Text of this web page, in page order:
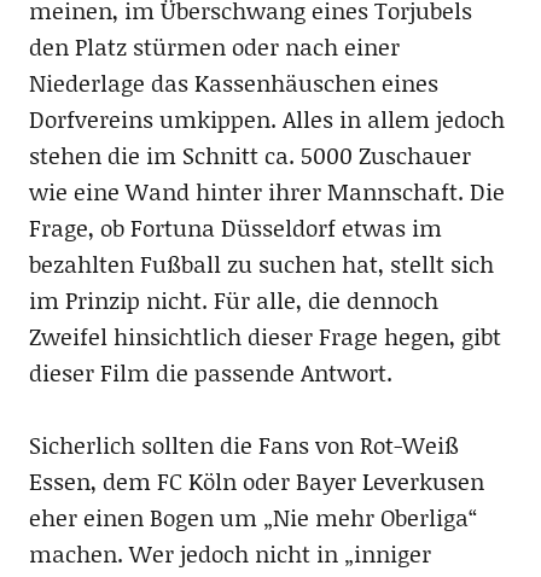
meinen, im Überschwang eines Torjubels
den Platz stürmen oder nach einer
Niederlage das Kassenhäuschen eines
Dorfvereins umkippen. Alles in allem jedoch
stehen die im Schnitt ca. 5000 Zuschauer
wie eine Wand hinter ihrer Mannschaft. Die
Frage, ob Fortuna Düsseldorf etwas im
bezahlten Fußball zu suchen hat, stellt sich
im Prinzip nicht. Für alle, die dennoch
Zweifel hinsichtlich dieser Frage hegen, gibt
dieser Film die passende Antwort.
Sicherlich sollten die Fans von Rot-Weiß
Essen, dem FC Köln oder Bayer Leverkusen
eher einen Bogen um „Nie mehr Oberliga“
machen. Wer jedoch nicht in „inniger